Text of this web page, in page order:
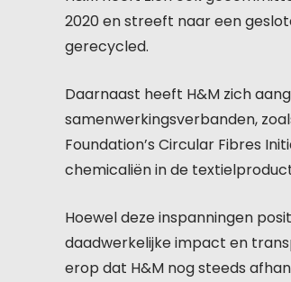
2020 en streeft naar een
gerecycled.
Daarnaast heeft H&M zich
samenwerkingsverbanden,
Foundation’s Circular Fibres
chemicaliën in de
Hoewel deze inspanningen
daadwerkelijke impact en
erop dat H&M nog steeds